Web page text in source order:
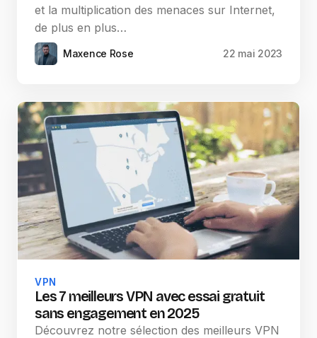
et la multiplication des menaces sur Internet,
de plus en plus…
Maxence Rose 22 mai 2023
VPN
Les 7 meilleurs VPN avec essai gratuit
sans engagement en 2025
Découvrez notre sélection des meilleurs VPN